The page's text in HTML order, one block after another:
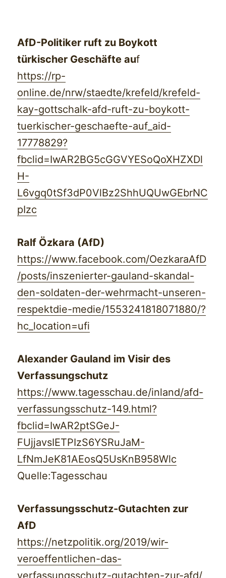
AfD-Politiker ruft zu Boykott
türkischer Geschäfte auf
https://rp-
online.de/nrw/staedte/krefeld/krefeld-
kay-gottschalk-afd-ruft-zu-boykott-
tuerkischer-geschaefte-auf_aid-
17778829?
fbclid=IwAR2BG5cGGVYESoQoXHZXDl
H-
L6vgq0tSf3dP0VlBz2ShhUQUwGEbrNC
pIzc
Ralf Özkara (AfD)
https://www.facebook.com/OezkaraAfD
/posts/inszenierter-gauland-skandal-
den-soldaten-der-wehrmacht-unseren-
respektdie-medie/1553241818071880/?
hc_location=ufi
Alexander Gauland im Visir des
Verfassungschutz
https://www.tagesschau.de/inland/afd-
verfassungsschutz-149.html?
fbclid=IwAR2ptSGeJ-
FUjjavsIETPIzS6YSRuJaM-
LfNmJeK81AEosQ5UsKnB958Wlc
Quelle:Tagesschau
Verfassungsschutz-Gutachten zur
AfD
https://netzpolitik.org/2019/wir-
veroeffentlichen-das-
verfassungsschutz-gutachten-zur-afd/